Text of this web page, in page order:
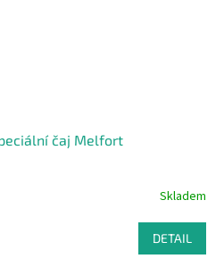
čaj Melfort
Skladem
DETAIL